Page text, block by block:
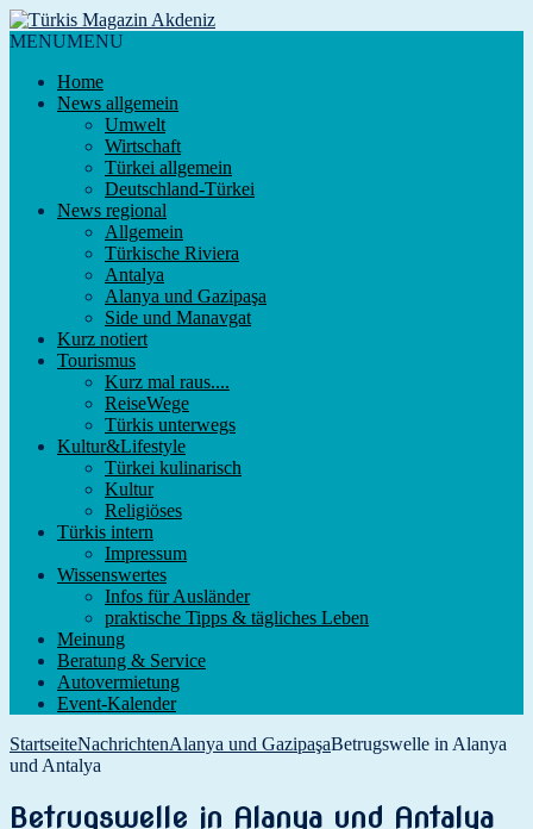
MENUMENU
Home
News allgemein
Umwelt
Wirtschaft
Türkei allgemein
Deutschland-Türkei
News regional
Allgemein
Türkische Riviera
Antalya
Alanya und Gazipaşa
Side und Manavgat
Kurz notiert
Tourismus
Kurz mal raus....
ReiseWege
Türkis unterwegs
Kultur&Lifestyle
Türkei kulinarisch
Kultur
Religiöses
Türkis intern
Impressum
Wissenswertes
Infos für Ausländer
praktische Tipps & tägliches Leben
Meinung
Beratung & Service
Autovermietung
Event-Kalender
StartseiteNachrichtenAlanya und GazipaşaBetrugswelle in Alanya
und Antalya
Betrugswelle in Alanya und Antalya